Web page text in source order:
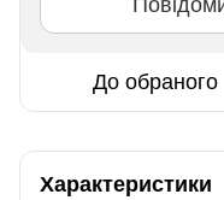
До обраного
Характеристики